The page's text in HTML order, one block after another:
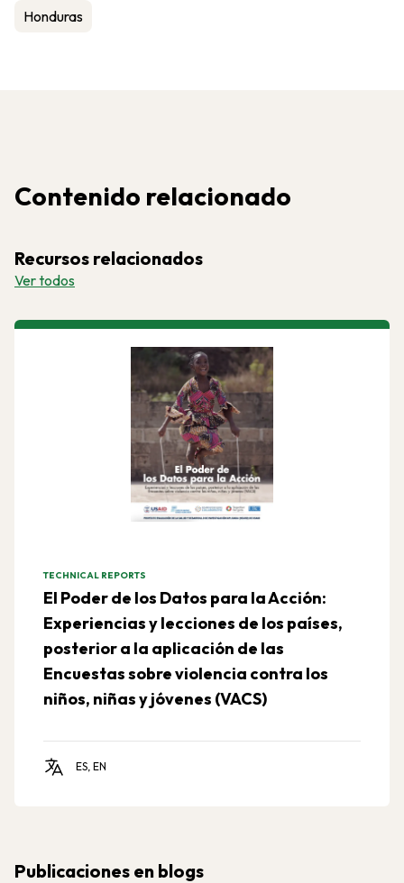
Honduras
Contenido relacionado
Recursos relacionados
Ver todos
TECHNICAL REPORTS
El Poder de los Datos para la Acción:
Experiencias y lecciones de los países,
posterior a la aplicación de las
Encuestas sobre violencia contra los
niños, niñas y jóvenes (VACS)
ES, EN
Publicaciones en blogs